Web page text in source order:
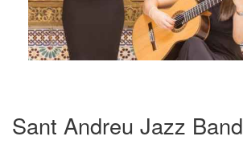
Sant Andreu Jazz Band